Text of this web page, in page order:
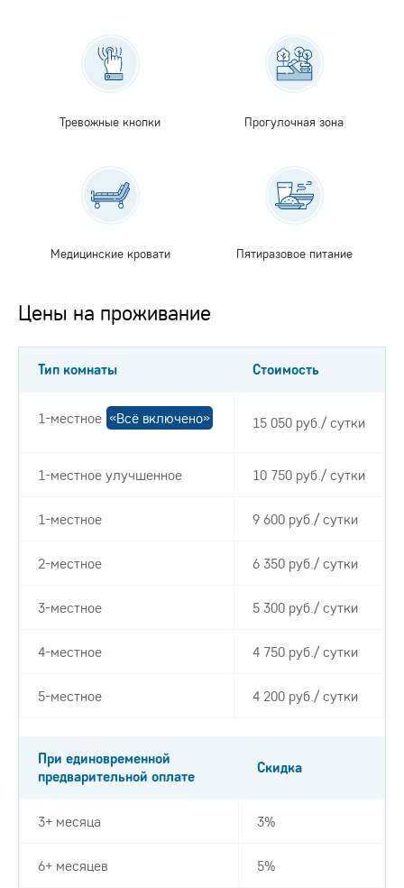
Тревожные кнопки Прогулочная зона
Медицинские кровати Пятиразовое питание
Цены на проживание
Тип комнаты Стоимость
1-местное «Всё включено» 15 050 руб./ сутки
1-местное улучшенное 10 750 руб./ сутки
1-местное 9 600 руб./ сутки
2-местное 6 350 руб./ сутки
3-местное 5 300 руб./ сутки
4-местное 4 750 руб./ сутки
5-местное 4 200 руб./ сутки
При единовременной
предварительной оплате
Скидка
3+ месяца 3%
6+ месяцев 5%